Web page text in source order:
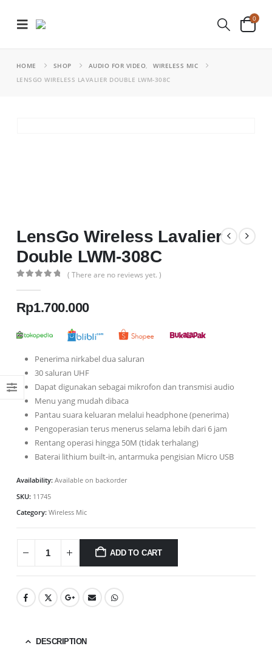
0
HOME SHOP AUDIO FOR VIDEO,
WIRELESS MIC
LENSGO WIRELESS LAVALIER DOUBLE LWM-308C
LensGo Wireless Lavalier
Double LWM-308C
( There are no reviews yet. )
Rp1.700.000
Penerima nirkabel dua saluran
30 saluran UHF
Dapat digunakan sebagai mikrofon dan transmisi audio
Menu yang mudah dibaca
Pantau suara keluaran melalui headphone (penerima)
Pengoperasian terus menerus selama lebih dari 6 jam
Rentang operasi hingga 50M (tidak terhalang)
Baterai lithium built-in, antarmuka pengisian Micro USB
Availability: Available on backorder
SKU: 11745
Category: Wireless Mic
ADD TO CART
DESCRIPTION